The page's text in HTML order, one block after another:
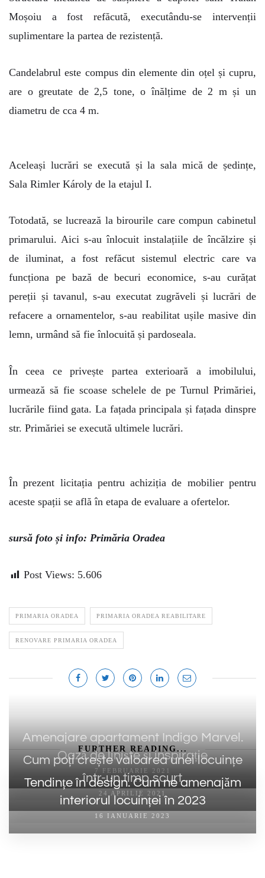
Moșoiu a fost refăcută, executându-se intervenții
suplimentare la partea de rezistență.
Candelabrul este compus din elemente din oțel și cupru,
are o greutate de 2,5 tone, o înălțime de 2 m și un
diametru de cca 4 m.
Aceleași lucrări se execută și la sala mică de ședințe,
Sala Rimler Károly de la etajul I.
Totodată, se lucrează la birourile care compun cabinetul
primarului. Aici s-au înlocuit instalațiile de încălzire și
de iluminat, a fost refăcut sistemul electric care va
funcționa pe bază de becuri economice, s-au curățat
pereții și tavanul, s-au executat zugrăveli și lucrări de
refacere a ornamentelor, s-au reabilitat ușile masive din
lemn, urmând să fie înlocuită și pardoseala.
În ceea ce privește partea exterioară a imobilului,
urmează să fie scoase schelele de pe Turnul Primăriei,
lucrările fiind gata. La fațada principala și fațada dinspre
str. Primăriei se execută ultimele lucrări.
În prezent licitația pentru achiziția de mobilier pentru
aceste spații se află în etapa de evaluare a ofertelor.
sursă foto și info: Primăria Oradea
Post Views: 5.606
PRIMARIA ORADEA PRIMARIA ORADEA REABILITARE
RENOVARE PRIMARIA ORADEA
FURTHER READING...
Amenajare apartament Indigo Marvel.
Oază de liniște și inspirație
7 FEBRUARIE 2021
Cum poți crește valoarea unei locuințe
într-un timp scurt
24 APRILIE 2021
Tendințe în design. Cum ne amenajăm
interiorul locuinței în 2023
16 IANUARIE 2023